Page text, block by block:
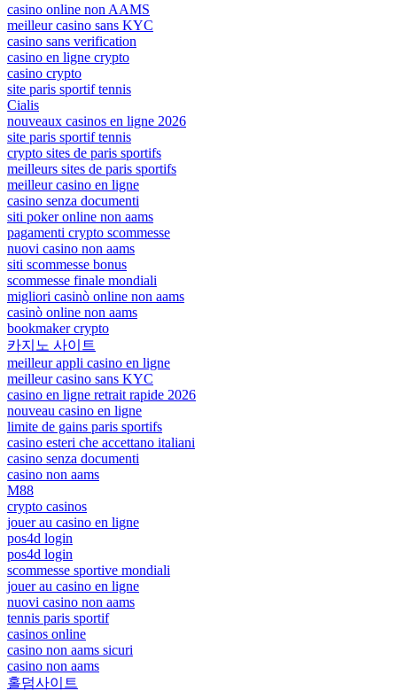
casino online non AAMS
meilleur casino sans KYC
casino sans verification
casino en ligne crypto
casino crypto
site paris sportif tennis
Cialis
nouveaux casinos en ligne 2026
site paris sportif tennis
crypto sites de paris sportifs
meilleurs sites de paris sportifs
meilleur casino en ligne
casino senza documenti
siti poker online non aams
pagamenti crypto scommesse
nuovi casino non aams
siti scommesse bonus
scommesse finale mondiali
migliori casinò online non aams
casinò online non aams
bookmaker crypto
카지노 사이트
meilleur appli casino en ligne
meilleur casino sans KYC
casino en ligne retrait rapide 2026
nouveau casino en ligne
limite de gains paris sportifs
casino esteri che accettano italiani
casino senza documenti
casino non aams
M88
crypto casinos
jouer au casino en ligne
pos4d login
pos4d login
scommesse sportive mondiali
jouer au casino en ligne
nuovi casino non aams
tennis paris sportif
casinos online
casino non aams sicuri
casino non aams
홀덤사이트